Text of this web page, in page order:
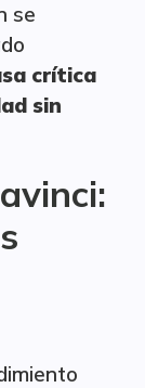
se
crítica
sin